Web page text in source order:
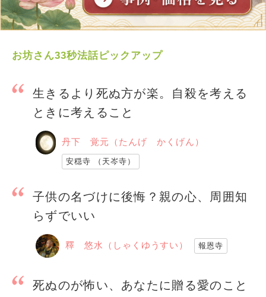
お坊さん33秒法話ピックアップ
生きるより死ぬ方が楽。自殺を考える
ときに考えること
丹下 覚元（たんげ かくげん）
安穏寺 （天岑寺）
子供の名づけに後悔？親の心、周囲知
らずでいい
釋 悠水（しゃくゆうすい） 報恩寺
死ぬのが怖い、あなたに贈る愛のこと